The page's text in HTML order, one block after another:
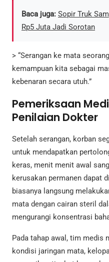
Baca juga: Sopir Truk
Rp5 Juta Jadi Sorotan
> “Serangan ke mata
kemampuan kita sebagai
kebenaran secara utuh.”
Pemeriksaan
Penilaian Dokter
Setelah serangan, korban
untuk mendapatkan
keras, menit menit awal
kerusakan permanen dapat
biasanya langsung
mata dengan cairan steril
mengurangi konsentrasi
Pada tahap awal, tim medis
kondisi jaringan mata,